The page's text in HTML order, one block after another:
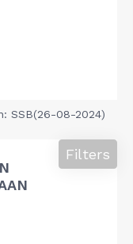
SSB(26-08-2024)
Filters